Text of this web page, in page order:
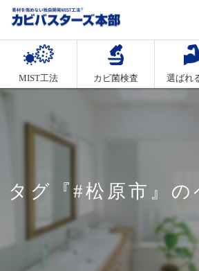
MIST工法 カビ菌検査 選ばれ
タグ『#松原市』の